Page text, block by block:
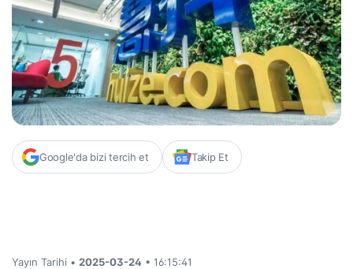
Google'da bizi tercih et Takip Et
Yayın Tarihi • 2025-03-24 • 16:15:41